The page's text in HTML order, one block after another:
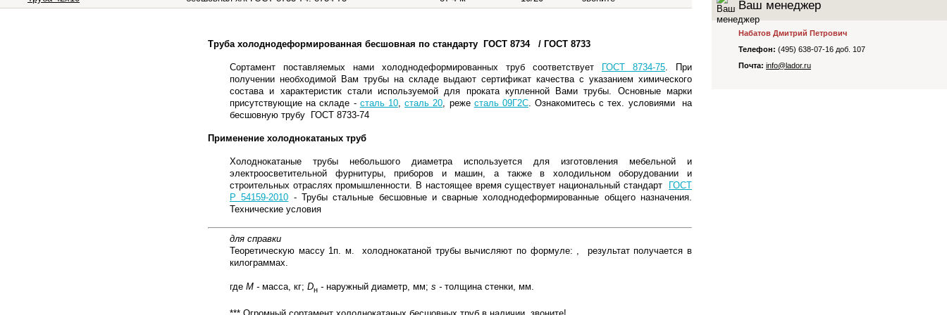
Труба холоднодеформированная бесшовная по стандарту ГОСТ 8734 / ГОСТ 8733
Сортамент поставляемых нами холоднодеформированных труб соответствует ГОСТ 8734-75. При
получении необходимой Вам трубы на складе выдают сертификат качества с указанием химического
состава и характеристик стали используемой для проката купленной Вами трубы. Основные марки
присутствующие на складе - сталь 10,сталь 20, реже сталь 09Г2С. Ознакомитесь с тех. условиями на
бесшовную трубу ГОСТ 8733-74
Применение холоднокатаных труб
Холоднокатаные трубы небольшого диаметра используется для изготовления мебельной и
электроосветительной фурнитуры, приборов и машин, а также в холодильном оборудовании и
строительных отраслях промышленности. В настоящее время существует национальный стандарт
ГОСТ
Р 54159-2010 - Трубы стальные бесшовные и сварные холоднодеформированные общего назначения.
Технические условия
для справки
Теоретическую массу 1п. м. холоднокатаной трубы вычисляют по формуле: , результат получается в
килограммах.
где М - масса, кг; Dн - наружный диаметр, мм; s - толщина стенки, мм.
замкнутый ст. 09Г2С ГОСТ 30245-2003
Уголок равнополочный гнутый ГОСТ 19771-
Уголок неравнополочный гнутый ГОСТ
19772-93
Ваш менеджер
Набатов Дмитрий Петрович
Телефон: (495) 638-07-16 доб. 107
Почта: info@lador.ru